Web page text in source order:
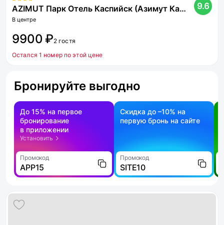
AZIMUT Парк Отель Каспийск (Азимут Каспийск)
В центре
9.6
9900 ₽2 гостя
Остался 1 номер по этой цене
Бронируйте выгодно
До 15% на первое
бронирование
в приложении
Установить
Промокод
APP15
Скидка до –10% на
первую бронь на сайте
Промокод
SITE10